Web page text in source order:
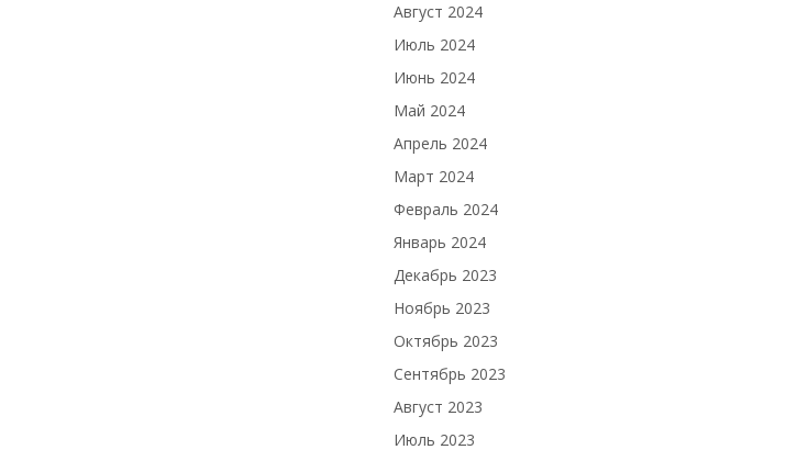
Август 2024
Июль 2024
Июнь 2024
Май 2024
Апрель 2024
Март 2024
Февраль 2024
Январь 2024
Декабрь 2023
Ноябрь 2023
Октябрь 2023
Сентябрь 2023
Август 2023
Июль 2023